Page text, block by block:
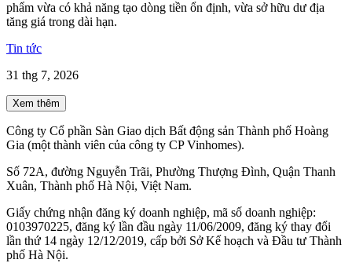
phẩm vừa có khả năng tạo dòng tiền ổn định, vừa sở hữu dư địa
tăng giá trong dài hạn.
Tin tức
31 thg 7, 2026
Xem thêm
Công ty Cổ phần Sàn Giao dịch Bất động sản Thành phố Hoàng
Gia (một thành viên của công ty CP Vinhomes).
Số 72A, đường Nguyễn Trãi, Phường Thượng Đình, Quận Thanh
Xuân, Thành phố Hà Nội, Việt Nam.
Giấy chứng nhận đăng ký doanh nghiệp, mã số doanh nghiệp:
0103970225, đăng ký lần đầu ngày 11/06/2009, đăng ký thay đổi
lần thứ 14 ngày 12/12/2019, cấp bởi Sở Kế hoạch và Đầu tư Thành
phố Hà Nội.